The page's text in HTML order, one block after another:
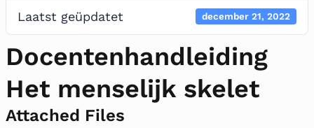
Laatst geüpdatet december 21, 2022
Docentenhandleiding
Het menselijk skelet
Attached Files